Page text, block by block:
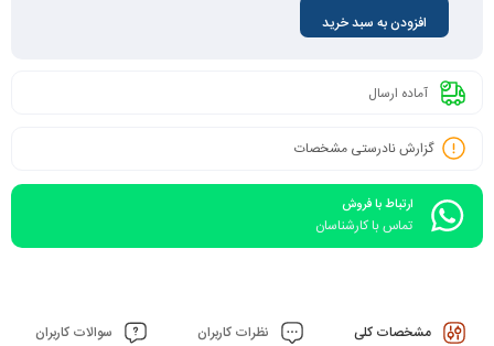
افزودن به سبد خرید
آماده ارسال
گزارش نادرستی مشخصات
ارتباط با فروش
تماس با کارشناسان
مشخصات کلی نظرات کاربران سوالات کاربران